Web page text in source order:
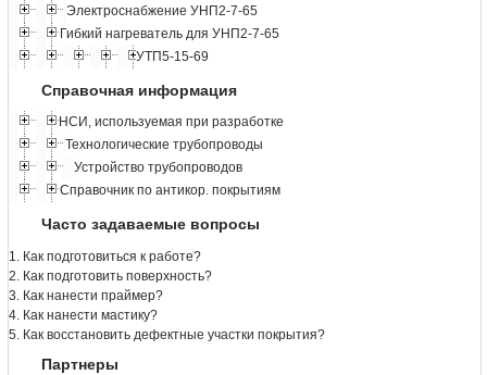
Электроснабжение УНП2-7-65
Гибкий нагреватель для УНП2-7-65
УТП5-15-69
Справочная информация
НСИ, используемая при разработке
Технологические трубопроводы
Устройство трубопроводов
Справочник по антикор. покрытиям
Часто задаваемые вопросы
1. Как подготовиться к работе?
2. Как подготовить поверхность?
3. Как нанести праймер?
4. Как нанести мастику?
5. Как восстановить дефектные участки покрытия?
Партнеры